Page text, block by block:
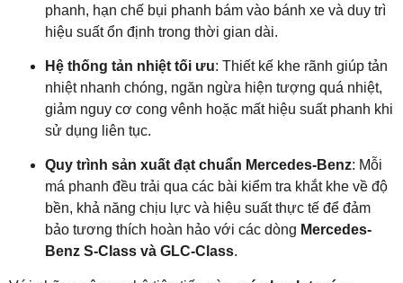
phanh, hạn chế bụi phanh bám vào bánh xe và duy trì
hiệu suất ổn định trong thời gian dài.
Hệ thống tản nhiệt tối ưu: Thiết kế khe rãnh giúp tản
nhiệt nhanh chóng, ngăn ngừa hiện tượng quá nhiệt,
giảm nguy cơ cong vênh hoặc mất hiệu suất phanh khi
sử dụng liên tục.
Quy trình sản xuất đạt chuẩn Mercedes-Benz: Mỗi
má phanh đều trải qua các bài kiểm tra khắt khe về độ
bền, khả năng chịu lực và hiệu suất thực tế để đảm
bảo tương thích hoàn hảo với các dòng Mercedes-
Benz S-Class và GLC-Class.